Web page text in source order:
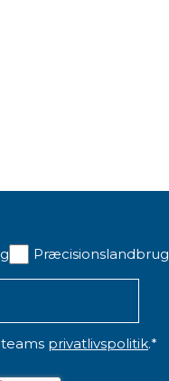
Præcisionslandbrug
privatlivspolitik.*